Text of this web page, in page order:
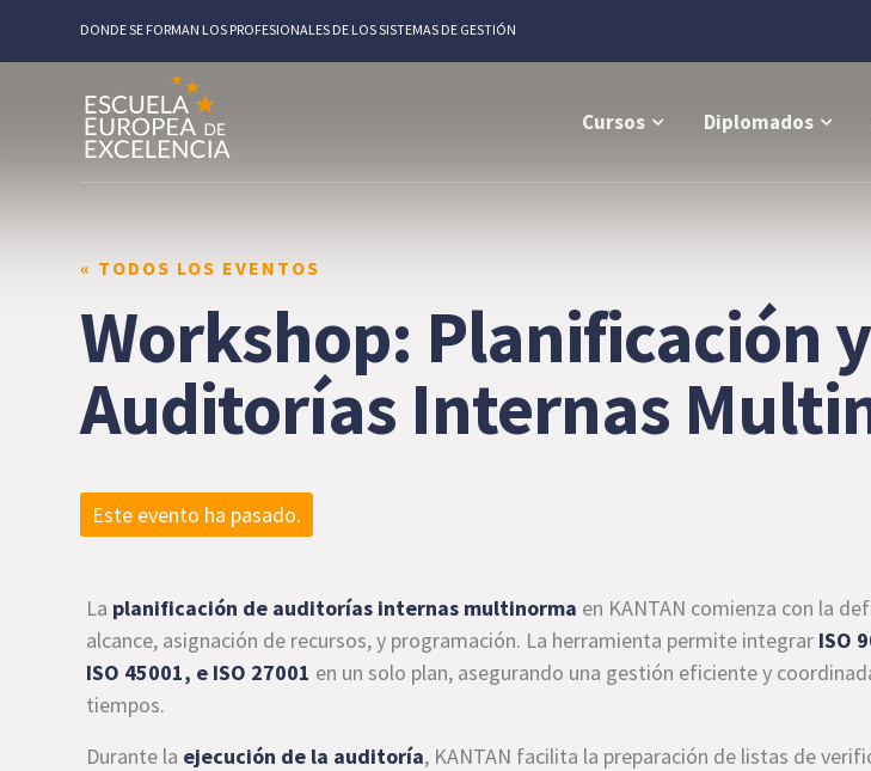
DONDE SE FORMAN LOS PROFESIONALES DE LOS SISTEMAS DE GESTIÓN
Cursos Diplomados
« TODOS LOS EVENTOS
Workshop: Planificación
Auditorías Internas
Este evento ha pasado.
La planificación de auditorías internas multinorma en KANTAN comienza con la
alcance, asignación de recursos, y programación. La herramienta permite integrar ISO
ISO 45001, e ISO 27001 en un solo plan, asegurando una gestión eficiente y
tiempos.
Durante la ejecución de la auditoría, KANTAN facilita la preparación de listas de